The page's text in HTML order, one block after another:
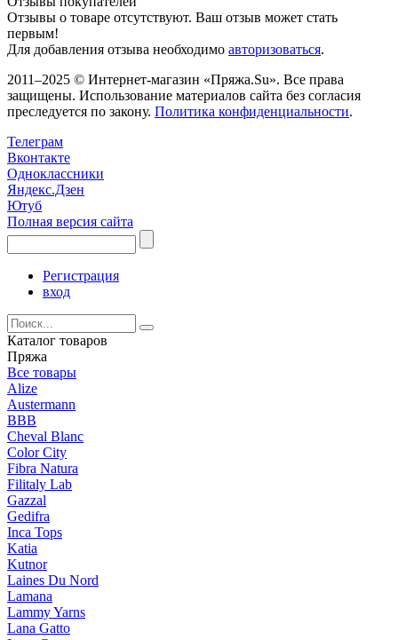
Отзывы о товаре отсутствуют. Ваш отзыв может стать
первым!
Для добавления отзыва необходимо авторизоваться.
2011–2025 © Интернет-магазин «Пряжа.Su». Все права
защищены. Использование материалов сайта без согласия
преследуется по закону. Политика конфиденциальности.
Телеграм
Вконтакте
Одноклассники
Яндекс.Дзен
Ютуб
Полная версия сайта
Регистрация
вход
Каталог товаров
Пряжа
Все товары
Alize
Austermann
BBB
Cheval Blanc
Color City
Fibra Natura
Filitaly Lab
Gazzal
Gedifra
Inca Tops
Katia
Kutnor
Laines Du Nord
Lamana
Lammy Yarns
Lana Gatto